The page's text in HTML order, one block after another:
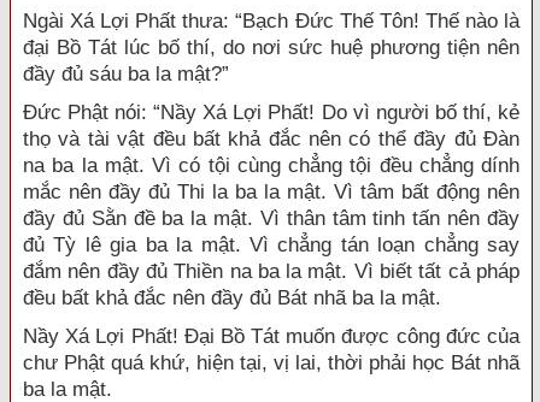
Ngài Xá Lợi Phất thưa: “Bạch Đức Thế Tôn! Thế nào là
đại Bồ Tát lúc bố thí, do nơi sức huệ phương tiện nên
đầy đủ sáu ba la mật?”
Đức Phật nói: “Nầy Xá Lợi Phất! Do vì người bố thí, kẻ
thọ và tài vật đều bất khả đắc nên có thể đầy đủ Đàn
na ba la mật. Vì có tội cùng chẳng tội đều chẳng dính
mắc nên đầy đủ Thi la ba la mật. Vì tâm bất động nên
đầy đủ Sằn đề ba la mật. Vì thân tâm tinh tấn nên đầy
đủ Tỳ lê gia ba la mật. Vì chẳng tán loạn chẳng say
đắm nên đầy đủ Thiền na ba la mật. Vì biết tất cả pháp
đều bất khả đắc nên đầy đủ Bát nhã ba la mật.
Nầy Xá Lợi Phất! Đại Bồ Tát muốn được công đức của
chư Phật quá khứ, hiện tại, vị lai, thời phải học Bát nhã
ba la mật.